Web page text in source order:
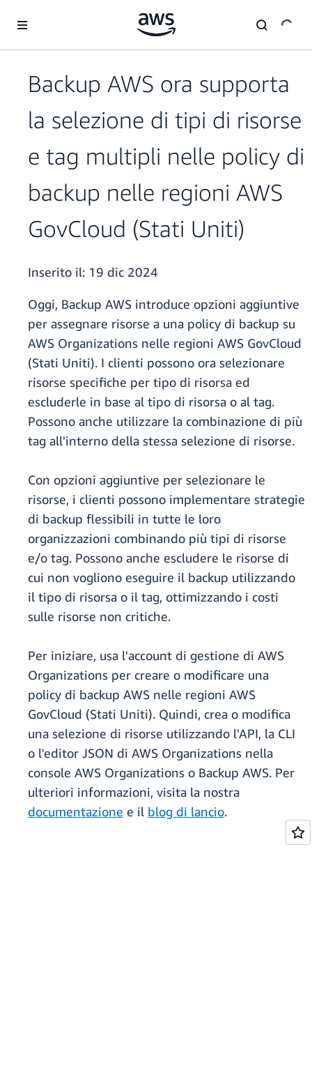
Backup AWS ora supporta
la selezione di tipi di risorse
e tag multipli nelle policy di
backup nelle regioni AWS
GovCloud (Stati Uniti)
Inserito il: 19 dic 2024
Oggi, Backup AWS introduce opzioni aggiuntive
per assegnare risorse a una policy di backup su
AWS Organizations nelle regioni AWS GovCloud
(Stati Uniti). I clienti possono ora selezionare
risorse specifiche per tipo di risorsa ed
escluderle in base al tipo di risorsa o al tag.
Possono anche utilizzare la combinazione di più
tag all'interno della stessa selezione di risorse.
Con opzioni aggiuntive per selezionare le
risorse, i clienti possono implementare strategie
di backup flessibili in tutte le loro
organizzazioni combinando più tipi di risorse
e/o tag. Possono anche escludere le risorse di
cui non vogliono eseguire il backup utilizzando
il tipo di risorsa o il tag, ottimizzando i costi
sulle risorse non critiche.
Per iniziare, usa l'account di gestione di AWS
Organizations per creare o modificare una
policy di backup AWS nelle regioni AWS
GovCloud (Stati Uniti). Quindi, crea o modifica
una selezione di risorse utilizzando l'API, la CLI
o l'editor JSON di AWS Organizations nella
console AWS Organizations o Backup AWS. Per
ulteriori informazioni, visita la nostra
documentazione e il blog di lancio.